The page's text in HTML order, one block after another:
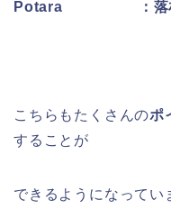
Potara ：落札
こちらもたくさんのポ
することが
できるようになってい